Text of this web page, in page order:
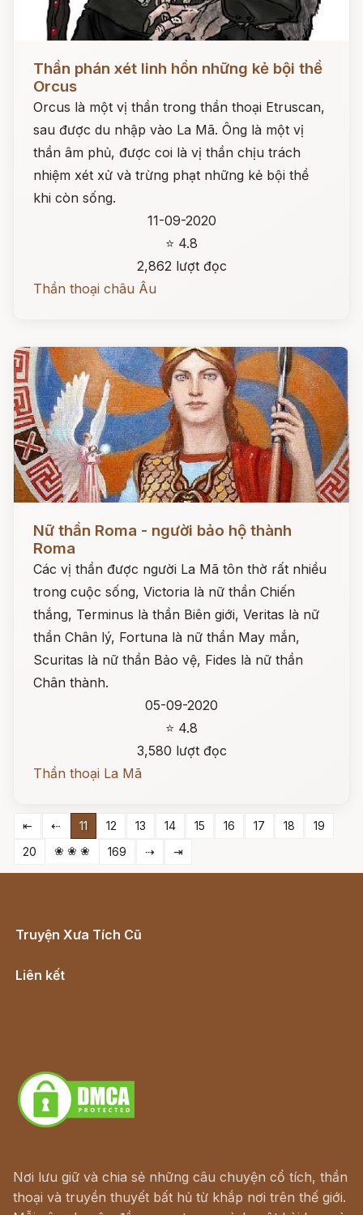
Đọc ngay
Thần phán xét linh hồn những kẻ bội thề
Orcus
Orcus là một vị thần trong thần thoại Etruscan,
sau được du nhập vào La Mã. Ông là một vị
thần âm phủ, được coi là vị thần chịu trách
nhiệm xét xử và trừng phạt những kẻ bội thề
khi còn sống.
11-09-2020
⭐ 4.8
2,862 lượt đọc
Thần thoại châu Âu
Nữ thần Roma - người bảo hộ thành
Roma
Các vị thần được người La Mã tôn thờ rất nhiều
trong cuộc sống, Victoria là nữ thần Chiến
thắng, Terminus là thần Biên giới, Veritas là nữ
thần Chân lý, Fortuna là nữ thần May mắn,
Scuritas là nữ thần Bảo vệ, Fides là nữ thần
Chân thành.
05-09-2020
⭐ 4.8
3,580 lượt đọc
Thần thoại La Mã
⇤ ⇠ 11 12 13 14 15 16 17 18
19
20
❀ ❀ ❀ 169 ⇢ ⇥
Truyện Xưa Tích Cũ
Liên kết
Nơi lưu giữ và chia sẻ những câu chuyện cổ tích, thần
thoại và truyền thuyết bất hủ từ khắp nơi trên thế giới.